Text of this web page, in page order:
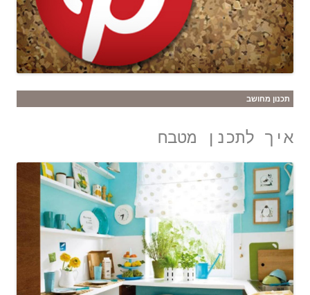
תכנון מחושב
איך לתכנן מטבח